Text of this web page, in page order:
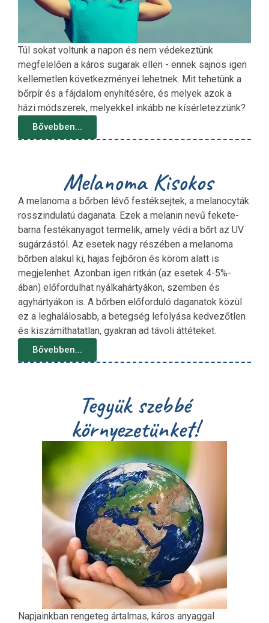
Túl sokat voltunk a napon és nem védekeztünk
megfelelően a káros sugarak ellen - ennek sajnos igen
kellemetlen következményei lehetnek. Mit tehetünk a
bőrpír és a fájdalom enyhítésére, és melyek azok a
házi módszerek, melyekkel inkább ne kísérletezzünk?
Bővebben...
Melanoma Kisokos
A melanoma a bőrben lévő festéksejtek, a melanocyták
rosszindulatú daganata. Ezek a melanin nevű fekete-
barna festékanyagot termelik, amely védi a bőrt az UV
sugárzástól. Az esetek nagy részében a melanoma
bőrben alakul ki, hajas fejbőrön és köröm alatt is
megjelenhet. Azonban igen ritkán (az esetek 4-5%-
ában) előfordulhat nyálkahártyákon, szemben és
agyhártyákon is. A bőrben előforduló daganatok közül
ez a leghalálosabb, a betegség lefolyása kedvezőtlen
és kiszámíthatatlan, gyakran ad távoli áttéteket.
Bővebben...
Tegyük szebbé
környezetünket!
Napjainkban rengeteg ártalmas, káros anyaggal